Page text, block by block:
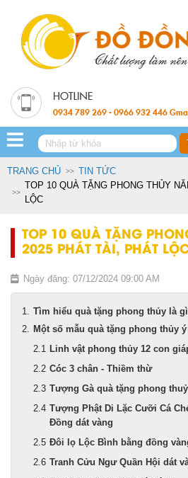
0934 789 269 - 0966 932 446
TRANG CHỦ
TIN TỨC
TOP 10 QUÀ TẶNG PHONG THỦY
LỘC
TOP 10 QUÀ TẶNG
2025 PHÁT TÀI, PHÁT
Ngày đăng: 07/12/2024 09:00 AM
Tìm hiểu quà tặng phong thủy là
Một số mẫu quà tặng phong thủy
Linh vật phong thủy 12 con
Cóc 3 chân - Thiềm thừ
Tượng Gà quà tặng phong thuỷ
Tượng Phật Di Lặc Cưỡi Cá
Đồng dát vàng
Đôi lọ Lộc Bình bằng đồng
Tranh Cửu Ngư Quần Hội dát